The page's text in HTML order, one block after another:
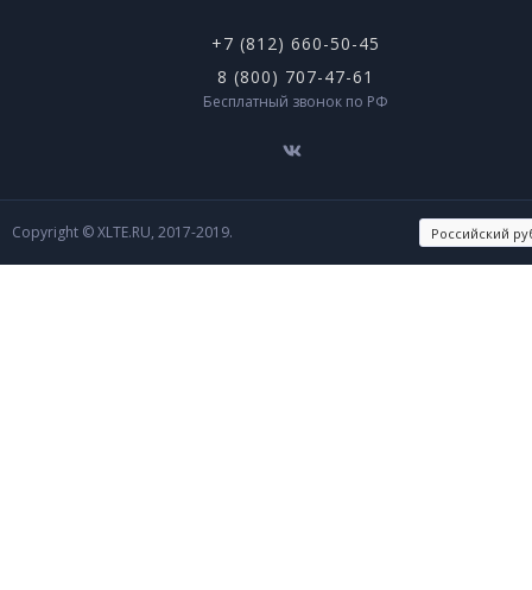
+7 (812) 660-50-45
8 (800) 707-47-61
Бесплатный звонок по РФ
Copyright © XLTE.RU, 2017-2019.